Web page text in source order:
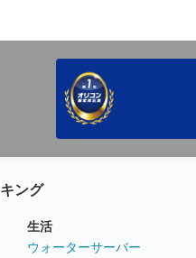
ング
生活
ウォーターサーバー